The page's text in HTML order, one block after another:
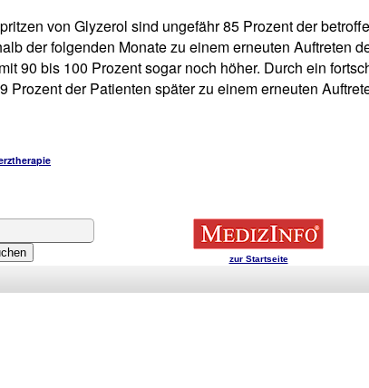
von Glyzerol sind ungefähr 85 Prozent der
der folgenden Monate zu einem erneuten Auftreten
90 bis 100 Prozent sogar noch höher. Durch ein
Prozent der Patienten später zu einem erneuten
zur Startseite